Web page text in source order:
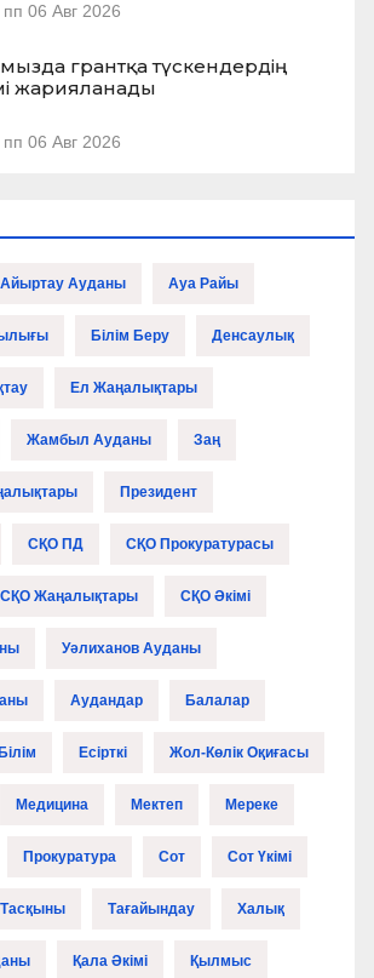
пп 06 Авг 2026
грантқа түскендердің
жарияланады
06 Авг 2026
Айыртау Ауданы Ауа Райы
Білім Беру Денсаулық
Ел Жаңалықтары
Жамбыл Ауданы Заң
Президент
СҚО ПД СҚО Прокуратурасы
СҚО Жаңалықтары СҚО Әкімі
Уәлиханов Ауданы
Аудандар Балалар
Білім Есірткі Жол-Көлік Оқиғасы
Медицина Мектеп Мереке
Прокуратура Сот Сот Үкімі
Тағайындау Халық
Қала Әкімі Қылмыс